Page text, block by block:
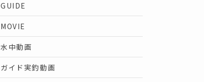
GUIDE
MOVIE
水中動画
ガイド実釣動画